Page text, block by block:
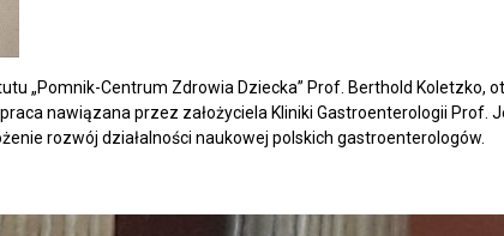
„Pomnik-Centrum Zdrowia Dziecka” Prof. Berthold Koletzko,
nawiązana przez założyciela Kliniki Gastroenterologii Prof.
rozwój działalności naukowej polskich gastroenterologów.